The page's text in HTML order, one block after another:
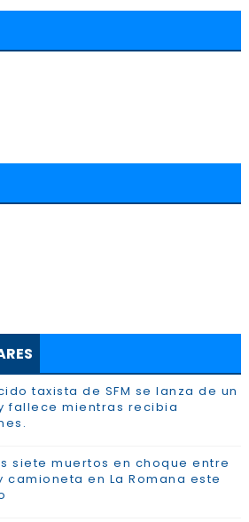
taxista de SFM se lanza de un
fallece mientras recibia
siete muertos en choque entre
camioneta en La Romana este